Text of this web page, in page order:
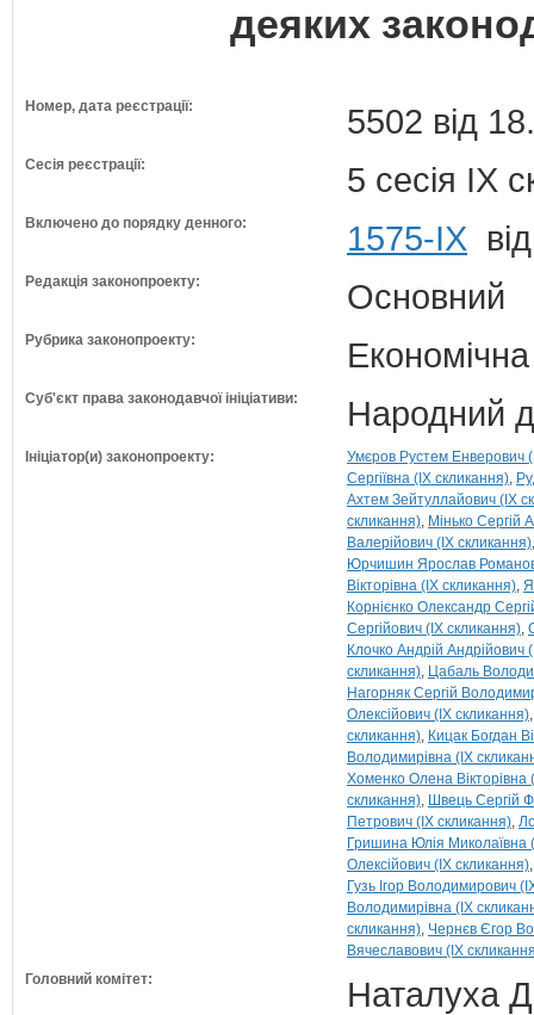
деяких
Номер, дата реєстрації: 5502 від
Сесія реєстрації: 5 сесія IX
Включено до порядку денного: 1575-ІХ
Редакція законопроекту: Основний
Рубрика законопроекту:
Суб'єкт права законодавчої ініціативи: Народний
Ініціатор(и) законопроекту:
Умєров Рустем Енверович
Сергіївна (IX скликання)
Ахтем Зейтуллайович (IX
скликання) Мінько Сергій
Валерійович (IX скликання)
Юрчишин Ярослав
Вікторівна (IX скликання)
Корнієнко Олександр
Сергійович (IX скликання)
Клочко Андрій Андрійович
скликання) Цабаль
Нагорняк Сергій
Олексійович (IX скликання)
скликання) Кицак Богдан
Володимирівна (IX
Хоменко Олена Вікторівна
скликання) Швець Сергій
Петрович (IX скликання)
Гришина Юлія Миколаївна
Олексійович (IX скликання)
Гузь Ігор Володимирович
Володимирівна (IX
скликання) Чернєв Єгор
Вячеславович (IX
Головний комітет:
Наталуха